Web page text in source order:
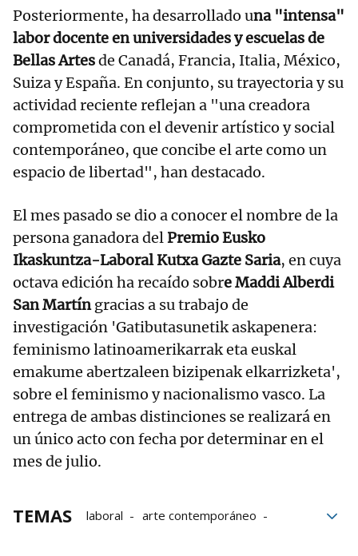
Posteriormente, ha desarrollado una "intensa"
labor docente en universidades y escuelas de
Bellas Artesde Canadá, Francia, Italia, México,
Suiza y España. En conjunto, su trayectoria y su
actividad reciente reflejan a "una creadora
comprometida con el devenir artístico y social
contemporáneo, que concibe el arte como un
espacio de libertad", han destacado.
El mes pasado se dio a conocer el nombre de la
persona ganadora delPremio Eusko
Ikaskuntza-Laboral Kutxa Gazte Saria, en cuya
octava edición ha recaído sobre Maddi Alberdi
San Martíngracias a su trabajo de
investigación 'Gatibutasunetik askapenera:
feminismo latinoamerikarrak eta euskal
emakume abertzaleen bizipenak elkarrizketa',
sobre el feminismo y nacionalismo vasco. La
entrega de ambas distinciones se realizará en
un único acto con fecha por determinar en el
mes de julio.
TEMAS laboral
arte contemporáneo